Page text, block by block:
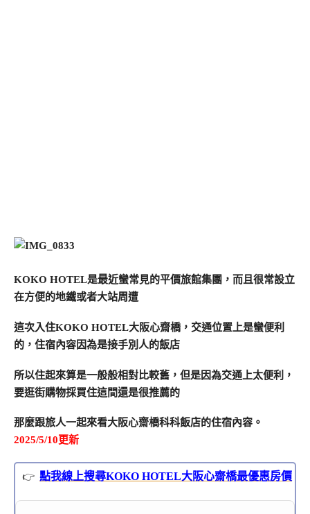
KOKO HOTEL是最近蠻常見的平價旅館集團，而且很常設立
在方便的地鐵或者大站周遭
這次入住KOKO HOTEL大阪心齋橋，交通位置上是蠻便利
的，住宿內容因為是接手別人的飯店
所以住起來算是一般般相對比較舊，但是因為交通上太便利，
要逛街購物採買住這間還是很推薦的
那麼跟旅人一起來看大阪心齋橋科科飯店的住宿內容。
2025/5/10更新
點我線上搜尋KOKO HOTEL大阪心齋橋最優惠房價